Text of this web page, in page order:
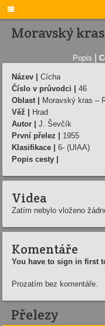

Moravský
Popis
Název |
Cícha
Číslo v průvodci |
46
Oblast |
Moravský kras –
Věž |
Hrad
Autor |
J. Ševčík
První přelez |
1955
Klasifikace |
6- (UIAA)
Popis cesty |
Videa
Zatím nebylo vloženo
Komentáře
You have to sign in first
Prozatím bez komentáře.
Přelezy